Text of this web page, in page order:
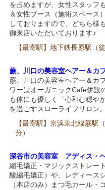
を占めますが、女性スタッフ
＆女性ブース（施術スペース
しておりますので、どちら様
御来店いただいております♪
【最寄駅】地下鉄長原駅（
蕨、川口の美容室ヘアー＆カ
蕨、川口の美容室ヘアー＆カ
ワーはオーガニックCafe併設
も体にも優しく「心和む穏や
を過ごすスローライフサロン
【最寄駅】京浜東北線蕨駅
分）
深谷市の美容室 アディス・
縮毛矯正・マジックストレー
酸縮毛矯正）や、レディース
（本店のみ）まつ毛カール・